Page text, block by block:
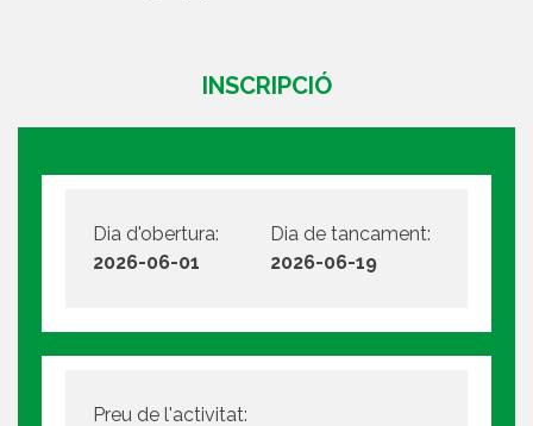
INSCRIPCIÓ
Dia d'obertura:
2026-06-01
Dia de tancament:
2026-06-19
Preu de l'activitat: